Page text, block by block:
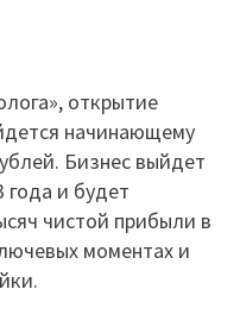
открытие
начинающему
Бизнес выйдет
года и будет
чистой прибыли в
моментах и